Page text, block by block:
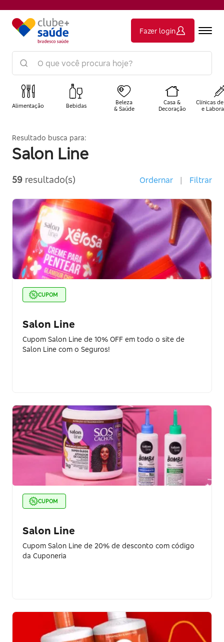
Fazer login
Alimentação Bebidas
Beleza
& Saúde
Casa &
Decoração
Clínicas
e
Resultado busca para:
Salon Line
59 resultado(s) Ordernar | Filtrar
CUPOM
Salon Line
Cupom Salon Line de 10% OFF em todo o site de
Salon Line com o Seguros!
CUPOM
Salon Line
Cupom Salon Line de 20% de desconto com código
da Cuponeria